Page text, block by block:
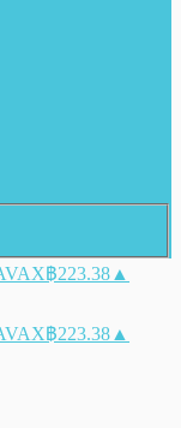
฿223.38 ▲
฿223.38 ▲